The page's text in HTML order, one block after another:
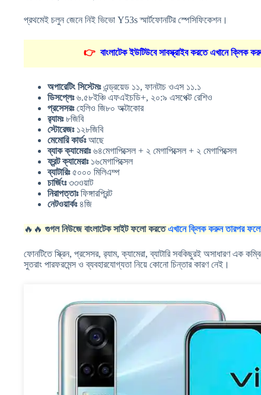
প্রথমেই চলুন জেনে নিই ভিভো Y53s স্মার্টফোনটির স্পেসিফিকেশন।
👉 বাংলাটেক ইউটিউবে সাবস্ক্রাইব করতে এখানে ক্লিক
অপারেটিং সিস্টেমঃএন্ড্রয়েড ১১, ফানটাচ ওএস ১১.১
ডিসপ্লেঃ৬.৫৮ইঞ্চি এফএইচডি+, ২০:৯ এসপেক্ট রেশিও
প্রসেসরঃহেলিও জি৮০ অক্টাকোর
র‍্যামঃ৮জিবি
স্টোরেজঃ১২৮জিবি
মেমোরি কার্ডঃআছে
ব্যাক ক্যামেরাঃ৬৪মেগাপিক্সেল + ২ মেগাপিক্সেল + ২ মেগাপিক্সেল
ফ্রন্ট ক্যামেরাঃ১৬মেগাপিক্সেল
ব্যাটারিঃ৫০০০ মিলিএম্প
চার্জিংঃ৩৩ওয়াট
নিরাপত্তাঃফিঙ্গারপ্রিন্ট
নেটওয়ার্কঃ৪জি
🔥🔥 গুগল নিউজে বাংলাটেক সাইট ফলো করতেএখানে ক্লিক করুন তারপর
ফোনটিতে স্ক্রিন, প্রসেসর, র‍্যাম, ক্যামেরা, ব্যাটারি সবকিছুরই অসাধারণ এক
সুতরাং পারফরমেন্স ও ব্যবহারযোগ্যতা নিয়ে কোনো চিন্তার কারণ নেই।